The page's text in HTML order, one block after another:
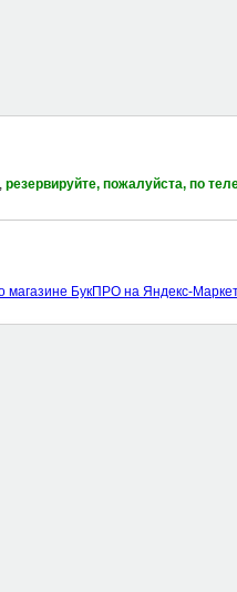
резервируйте, пожалуйста, по
магазине БукПРО на Яндекс-